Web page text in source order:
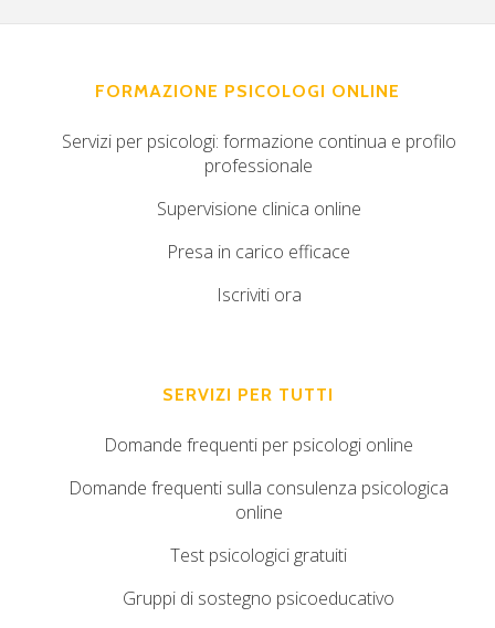
FORMAZIONE PSICOLOGI ONLINE
Servizi per psicologi: formazione continua e profilo
professionale
Supervisione clinica online
Presa in carico efficace
Iscriviti ora
SERVIZI PER TUTTI
Domande frequenti per psicologi online
Domande frequenti sulla consulenza psicologica
online
Test psicologici gratuiti
Gruppi di sostegno psicoeducativo